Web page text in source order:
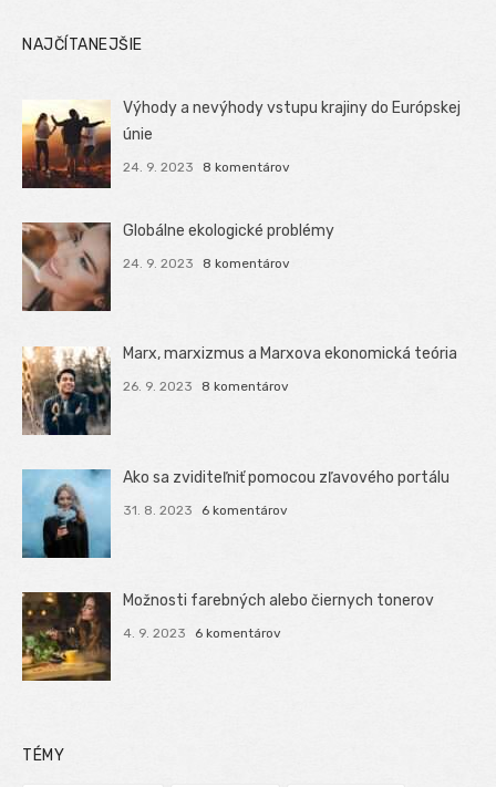
NAJČÍTANEJŠIE
Výhody a nevýhody vstupu krajiny do Európskej
únie
24. 9. 2023 8 komentárov
Globálne ekologické problémy
24. 9. 2023 8 komentárov
Marx, marxizmus a Marxova ekonomická teória
26. 9. 2023 8 komentárov
Ako sa zviditeľniť pomocou zľavového portálu
31. 8. 2023 6 komentárov
Možnosti farebných alebo čiernych tonerov
4. 9. 2023 6 komentárov
TÉMY